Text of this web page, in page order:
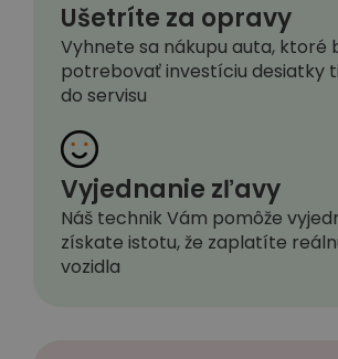
Ušetríte za opravy
Vyhnete sa nákupu auta, ktoré
potrebovať investíciu desiatky
do servisu
Vyjednanie zľavy
Náš technik Vám pomôže
získate istotu, že zaplatíte
vozidla